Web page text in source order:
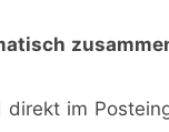
direkt im